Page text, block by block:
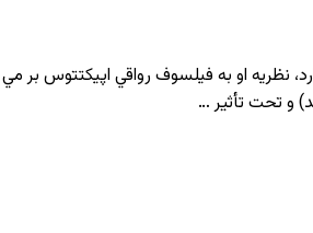
او به فيلسوف رواقي اپيكتتوس بر مي
و تحت تأثير …